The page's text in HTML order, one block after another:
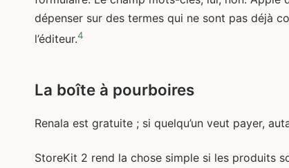
dépenser sur des termes qui ne sont pas déjà
l’éditeur.4
La boîte à pourboires
Renala est gratuite ; si quelqu’un veut payer,
StoreKit 2 rend la chose simple si les produits